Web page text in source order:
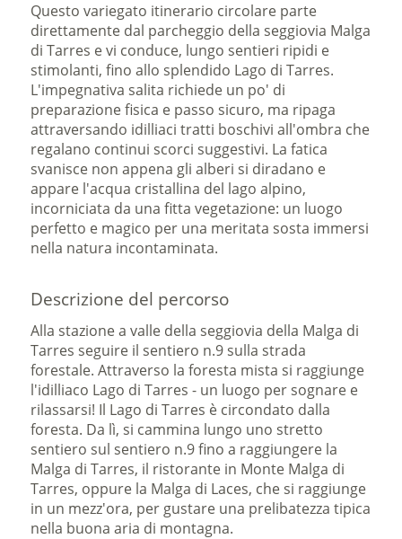
Questo variegato itinerario circolare parte
direttamente dal parcheggio della seggiovia Malga
di Tarres e vi conduce, lungo sentieri ripidi e
stimolanti, fino allo splendido Lago di Tarres.
L'impegnativa salita richiede un po' di
preparazione fisica e passo sicuro, ma ripaga
attraversando idilliaci tratti boschivi all'ombra che
regalano continui scorci suggestivi. La fatica
svanisce non appena gli alberi si diradano e
appare l'acqua cristallina del lago alpino,
incorniciata da una fitta vegetazione: un luogo
perfetto e magico per una meritata sosta immersi
nella natura incontaminata.
Descrizione del percorso
Alla stazione a valle della seggiovia della Malga di
Tarres seguire il sentiero n.9 sulla strada
forestale. Attraverso la foresta mista si raggiunge
l'idilliaco Lago di Tarres - un luogo per sognare e
rilassarsi! Il Lago di Tarres è circondato dalla
foresta. Da lì, si cammina lungo uno stretto
sentiero sul sentiero n.9 fino a raggiungere la
Malga di Tarres, il ristorante in Monte Malga di
Tarres, oppure la Malga di Laces, che si raggiunge
in un mezz'ora, per gustare una prelibatezza tipica
nella buona aria di montagna.